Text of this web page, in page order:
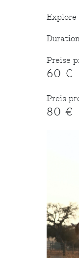
Explore
Preise
60 €
Preis
80 €